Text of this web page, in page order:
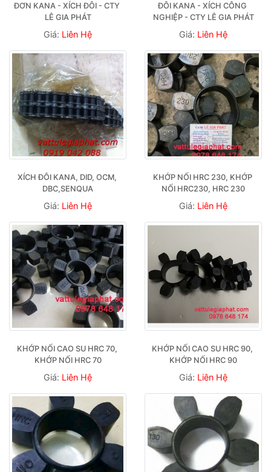
ĐƠN KANA - XÍCH ĐÔI - CTY
LÊ GIA PHÁT
Giá: Liên Hệ
ĐÔI KANA - XÍCH CÔNG
NGHIỆP - CTY LÊ GIA PHÁT
Giá: Liên Hệ
XÍCH ĐÔI KANA, DID, OCM,
DBC,SENQUA
Giá: Liên Hệ
KHỚP NỐI HRC 230, KHỚP
NỐI HRC230, HRC 230
Giá: Liên Hệ
KHỚP NỐI CAO SU HRC 70,
KHỚP NỐI HRC 70
Giá: Liên Hệ
KHỚP NỐI CAO SU HRC 90,
KHỚP NỐI HRC 90
Giá: Liên Hệ